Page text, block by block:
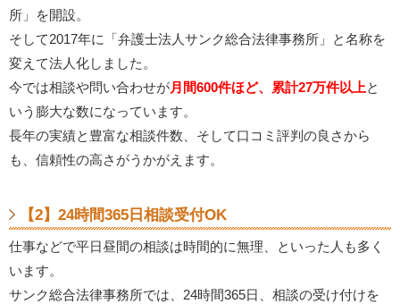
所」を開設。
そして2017年に「弁護士法人サンク総合法律事務所」と名称を
変えて法人化しました。
今では相談や問い合わせが月間600件ほど、累計27万件以上と
いう膨大な数になっています。
長年の実績と豊富な相談件数、そして口コミ評判の良さから
も、信頼性の高さがうかがえます。
【2】24時間365日相談受付OK
仕事などで平日昼間の相談は時間的に無理、といった人も多く
います。
サンク総合法律事務所では、24時間365日、相談の受け付けを